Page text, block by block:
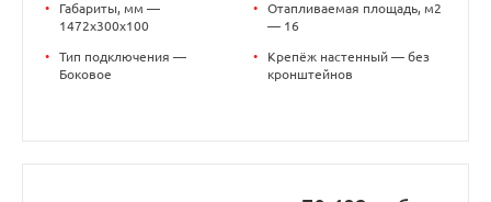
•
Габариты, мм —
1472x300x100
•
Тип подключения —
Боковое
•
Отапливаемая площадь, м2
— 16
•
Крепёж настенный — без
кронштейнов